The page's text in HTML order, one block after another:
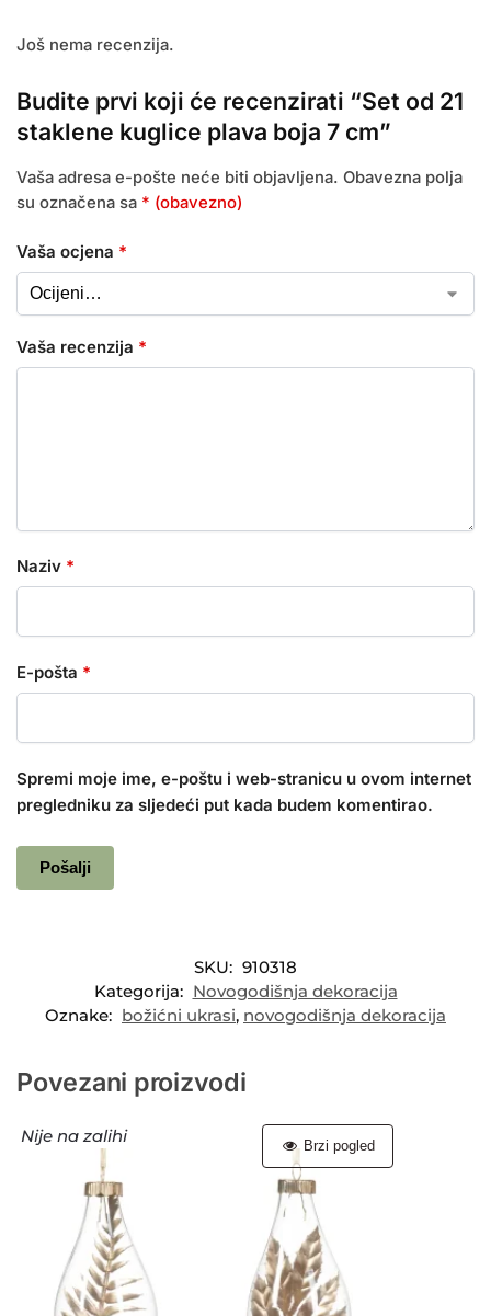
Još nema recenzija.
Budite prvi koji će recenzirati “Set od 21
staklene kuglice plava boja 7 cm”
Vaša adresa e-pošte neće biti objavljena. Obavezna polja
su označena sa * (obavezno)
Vaša ocjena *
Vaša recenzija *
Naziv *
E-pošta *
Spremi moje ime, e-poštu i web-stranicu u ovom internet
pregledniku za sljedeći put kada budem komentirao.
SKU: 910318
Kategorija: Novogodišnja dekoracija
Oznake: božićni ukrasi, novogodišnja dekoracija
Povezani proizvodi
Nije na zalihi Brzi pogled